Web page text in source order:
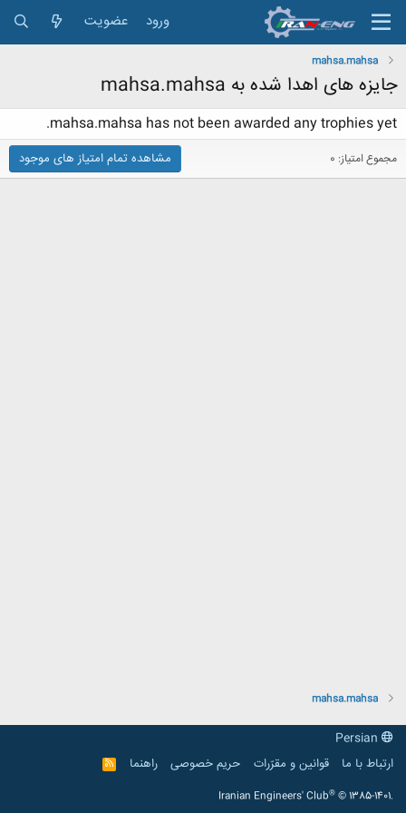
ورود عضویت
mahsa.mahsa
جایزه های اهدا شده به mahsa.mahsa
mahsa.mahsa has not been awarded any trophies yet.
مجموع امتیاز: 0 مشاهده تمام امتیاز های موجود
mahsa.mahsa
ارتباط با ما
قوانین و مقرّرات حریم خصوصی راهنما
R
S
Iranian Engineers' Club® © 1385-1401.